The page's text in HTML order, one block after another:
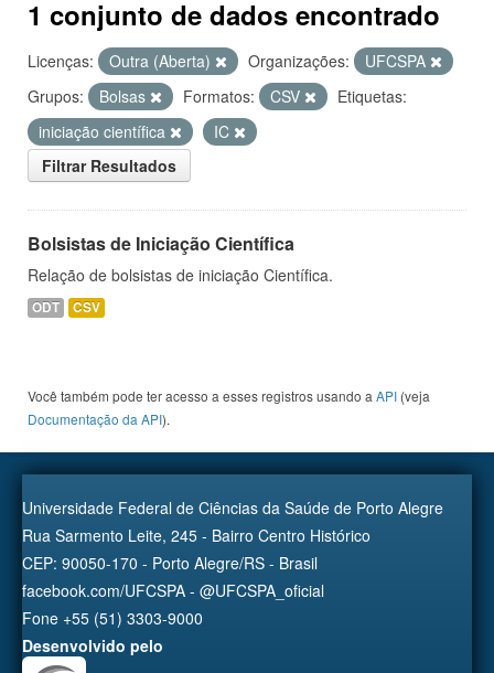
1 conjunto de dados encontrado
Licenças: Outra (Aberta) Organizações:
UFCSPA
Grupos:
Bolsas Formatos: CSV
Etiquetas:
iniciação científica
IC
Filtrar Resultados
Bolsistas de Iniciação Científica
Relação de bolsistas de iniciação Científica.
ODT CSV
Você também pode ter acesso a esses registros usando a API (veja
Documentação da API).
Universidade Federal de Ciências da Saúde de Porto Alegre
Rua Sarmento Leite, 245 - Bairro Centro Histórico
CEP: 90050-170 - Porto Alegre/RS - Brasil
facebook.com/UFCSPA - @UFCSPA_oficial
Fone +55 (51) 3303-9000
Desenvolvido pelo